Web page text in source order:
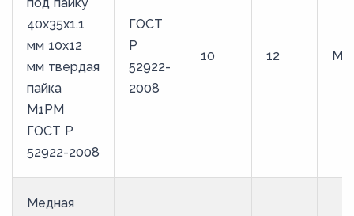
40х35х1.1
мм 10х12
мм твердая
пайка
М1РМ
ГОСТ Р
52922-2008
ГОСТ
Р
52922-
2008
10 12
Медная